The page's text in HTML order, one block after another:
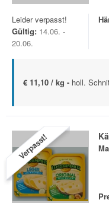
Leider verpasst!
Gültig: 14.06. -
20.06.
€ 11,10 / kg - holl.
Verpasst!